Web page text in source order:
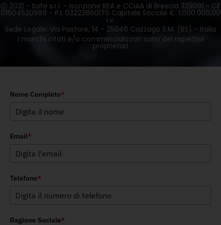
Ⓒ 2021 - Safe s.r.l. - Iscrizione REA e CCiAA di Brescia 329091 - CF
01604520989 - P.I. 03223860176 Capitale Sociale €. 1.000.000,00
i.v.
Sede Legale: Via Pastore, 14 - 25046 Cazzago S.M. (BS) - Italia
I marchi citati e/o commercializzati sono dei rispettivi
proprietari
Nome Completo*
Email*
Telefono*
Ragione Sociale*